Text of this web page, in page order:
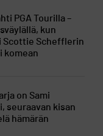
PGA Tourilla –
kun
Scottie Schefflerin
komean
on Sami
seuraavan kisan
hämärän